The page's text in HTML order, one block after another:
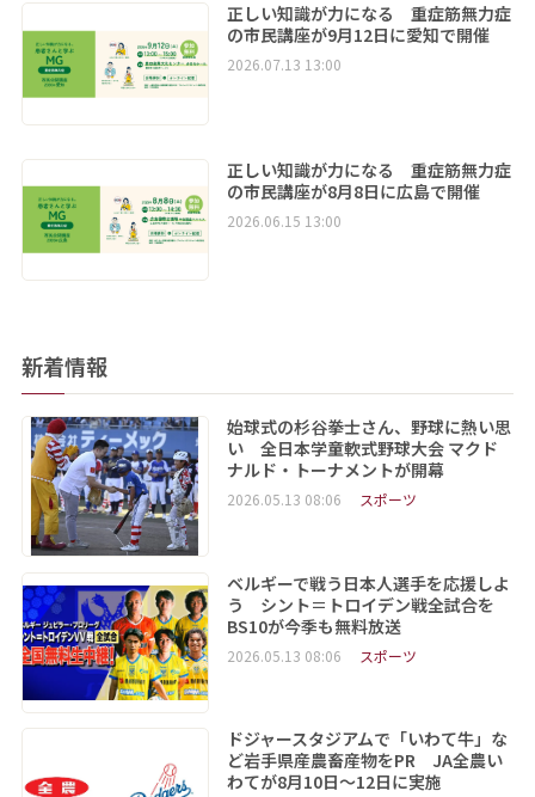
正しい知識が力になる 重症筋無力症
の市民講座が9月12日に愛知で開催
2026.07.13 13:00
正しい知識が力になる 重症筋無力症
の市民講座が8月8日に広島で開催
2026.06.15 13:00
新着情報
始球式の杉谷拳士さん、野球に熱い思
い 全日本学童軟式野球大会 マクド
ナルド・トーナメントが開幕
2026.05.13 08:06 スポーツ
ベルギーで戦う日本人選手を応援しよ
う シント＝トロイデン戦全試合を
BS10が今季も無料放送
2026.05.13 08:06 スポーツ
ドジャースタジアムで「いわて牛」な
ど岩手県産農畜産物をPR JA全農い
わてが8月10日～12日に実施